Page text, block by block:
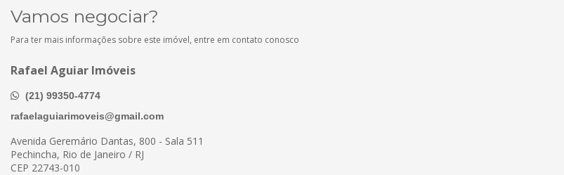
Vamos negociar?
Para ter mais informações sobre este imóvel, entre em contato conosco
Rafael Aguiar Imóveis
(21) 99350-4774
rafaelaguiarimoveis@gmail.com
Avenida Geremário Dantas, 800 - Sala 511
Pechincha, Rio de Janeiro / RJ
CEP 22743-010